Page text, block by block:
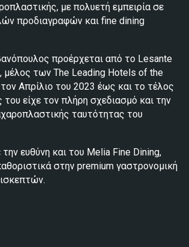
με πολυετή εμπειρία σε
προδιαγραφών και fine dining
προέρχεται από το Lesante
μέλος των The Leading Hotels of the
Απρίλιο του 2023 έως και το τέλος
του είχε τον πλήρη σχεδιασμό και την
ταυτότητας του
ευθύνη και του Melia Fine Dining,
στην premium γαστρονομική